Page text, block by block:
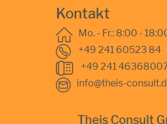
Kontakt
Mo. - Fr.: 8:00 -
+49 241 60523 84
+49 241
info@theis-
Theis Consult